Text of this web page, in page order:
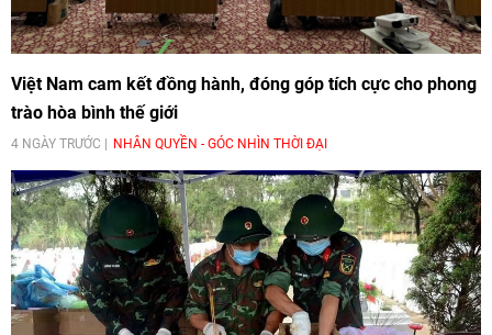
Việt Nam cam kết đồng hành, đóng góp tích cực cho phong
trào hòa bình thế giới
4 NGÀY TRƯỚC NHÂN QUYỀN - GÓC NHÌN THỜI ĐẠI